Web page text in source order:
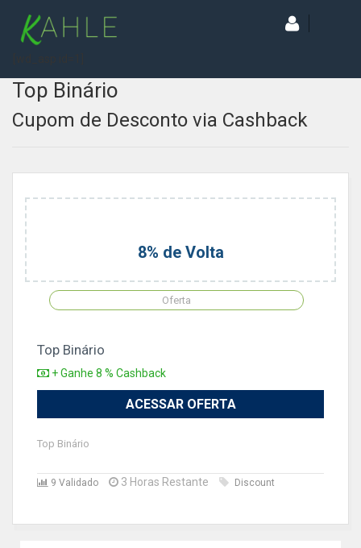
Top Binário
Cupom de Desconto via Cashback
8% de Volta
Oferta
Top Binário
+ Ganhe 8 % Cashback
ACESSAR OFERTA
Top Binário
9 Validado 3 Horas Restante Discount